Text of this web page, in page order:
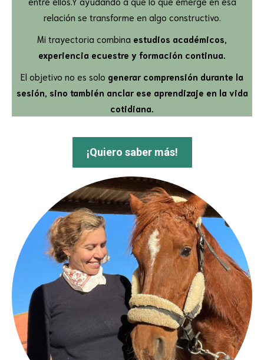
relación se transforme en algo constructivo.
Mi trayectoria combina estudios académicos,
experiencia ecuestre y formación continua.
El objetivo no es solo generar comprensión durante la
sesión, sino también anclar ese aprendizaje en la vida
cotidiana.
¡Quiero saber más!